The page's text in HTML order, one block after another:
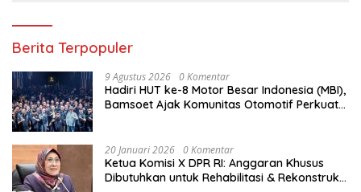
Berita Terpopuler
9 Agustus 2026 0 Komentar
Hadiri HUT ke-8 Motor Besar Indonesia (MBI),
Bamsoet Ajak Komunitas Otomotif Perkuat
Bangsa
20 Januari 2026 0 Komentar
Ketua Komisi X DPR RI: Anggaran Khusus
Dibutuhkan untuk Rehabilitasi & Rekonstruksi